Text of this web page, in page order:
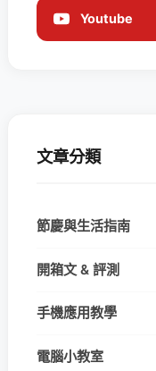
Youtube
文章分類
節慶與生活指南
開箱文 & 評測
手機應用教學
電腦小教室